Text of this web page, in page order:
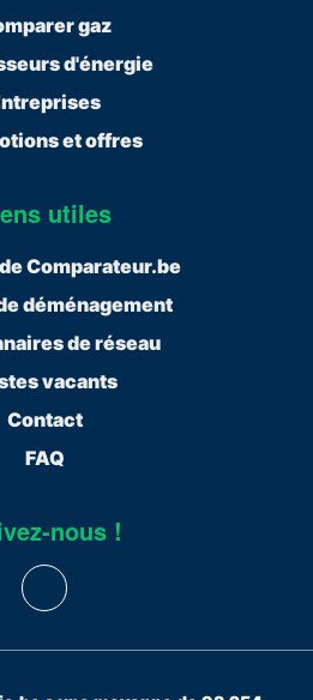
gaz
d'énergie
et offres
utiles
Comparateur.be
déménagement
de réseau
vacants
Contact
FAQ
nous !